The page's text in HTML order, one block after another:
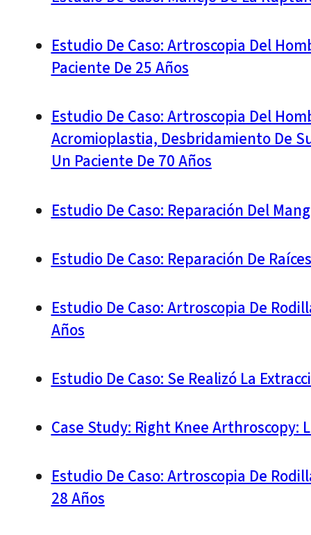
Estudio De Caso: Artroscopia Del
Paciente De 25 Años
Estudio De Caso: Artroscopia Del
Acromioplastia, Desbridamiento De
Un Paciente De 70 Años
Estudio De Caso: Reparación Del
Estudio De Caso: Reparación De
Estudio De Caso: Artroscopia De
Años
Estudio De Caso: Se Realizó La
Case Study: Right Knee Arthroscopy:
Estudio De Caso: Artroscopia De
28 Años